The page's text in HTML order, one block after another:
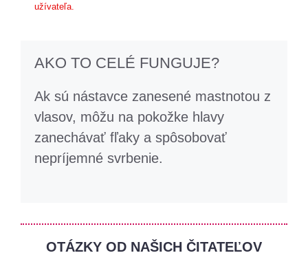
užívateľa.
AKO TO CELÉ FUNGUJE?
Ak sú nástavce zanesené mastnotou z
vlasov, môžu na pokožke hlavy
zanechávať fľaky a spôsobovať
nepríjemné svrbenie.
OTÁZKY OD NAŠICH ČITATEĽOV